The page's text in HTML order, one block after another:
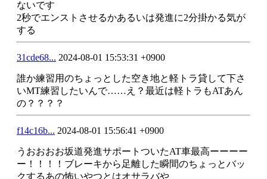
ないです
2秒でエンストさせるかあるいは発進に2分掛かる気が
する
31cde68... 2024-08-01 15:53:31 +0900
誰か練習用のちょっとした空き地と軽トラ貸して下さ
いMT練習したいんで……え？最近は軽トラもATあん
の？？？？
f14c16b... 2024-08-01 15:56:41 +0900
うおおおお坂道発進サポートついたAT車最高ーーーー
ー！！！！ブレーキから足離した瞬間のちょっとバッ
クするあの怖いやつとはオサラバや